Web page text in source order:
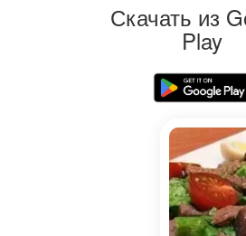
Скачать из
Play